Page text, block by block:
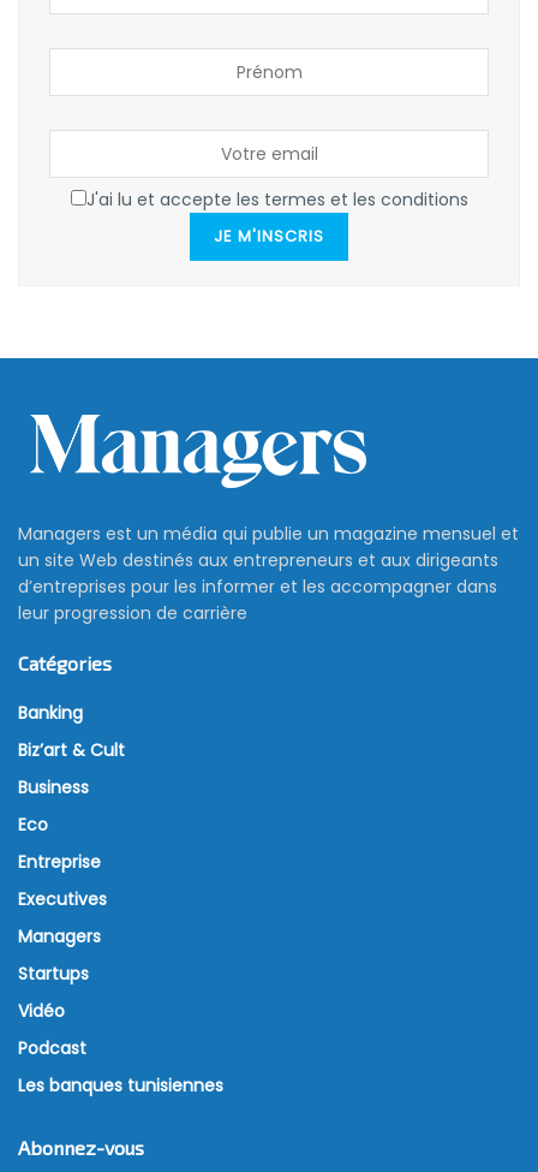
J'ai lu et accepte les termes et les conditions
JE M'INSCRIS
Managers est un média qui publie un magazine mensuel et
un site Web destinés aux entrepreneurs et aux dirigeants
d’entreprises pour les informer et les accompagner dans
leur progression de carrière
Catégories
Banking
Biz’art & Cult
Business
Eco
Entreprise
Executives
Managers
Startups
Vidéo
Podcast
Les banques tunisiennes
Abonnez-vous